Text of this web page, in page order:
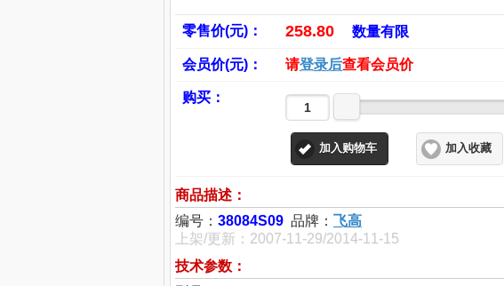
零售价(元)： 258.80 数量有限
会员价(元)： 请登录后查看会员价
购买：
加入购物车 加入收藏
商品描述：
编号： 38084S09 品牌： 飞高
上架/更新：2007-11-29/2014-11-15
技术参数：